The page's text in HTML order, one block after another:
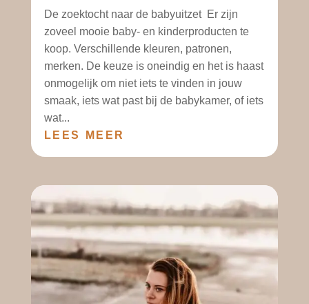
De zoektocht naar de babyuitzet Er zijn
zoveel mooie baby- en kinderproducten te
koop. Verschillende kleuren, patronen,
merken. De keuze is oneindig en het is haast
onmogelijk om niet iets te vinden in jouw
smaak, iets wat past bij de babykamer, of iets
wat...
LEES MEER